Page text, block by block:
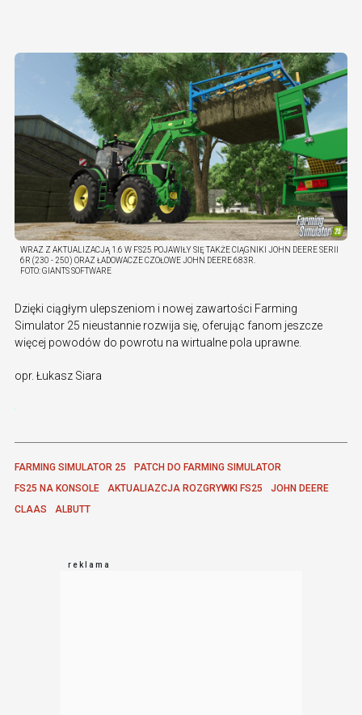
WRAZ Z AKTUALIZACJĄ 1.6 W FS25 POJAWIŁY SIĘ TAKŻE CIĄGNIKI JOHN DEERE SERII
6R (230 - 250) ORAZ ŁADOWACZE CZOŁOWE JOHN DEERE 683R.
FOTO:GIANTS SOFTWARE
Dzięki ciągłym ulepszeniom i nowej zawartości Farming
Simulator 25 nieustannie rozwija się, oferując fanom jeszcze
więcej powodów do powrotu na wirtualne pola uprawne.
opr. Łukasz Siara
FARMING SIMULATOR 25
PATCH DO FARMING SIMULATOR
FS25 NA KONSOLE
AKTUALIAZCJA ROZGRYWKI FS25
JOHN DEERE
CLAAS
ALBUTT